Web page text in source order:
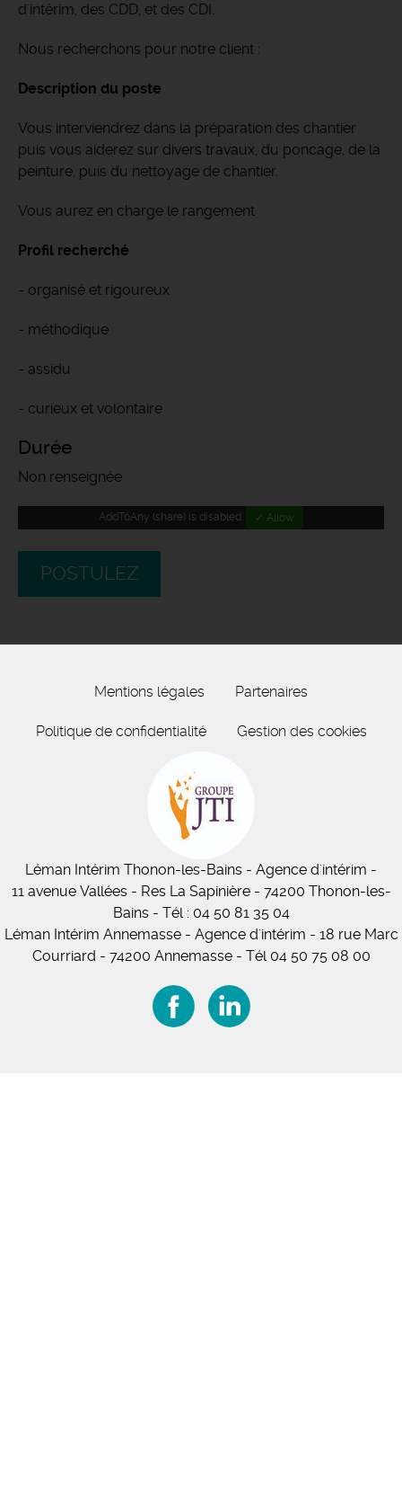
d'intérim, des CDD, et des CDI.
Nous recherchons pour notre client :
Description du poste
Vous interviendrez dans la préparation des chantier
puis vous aiderez sur divers travaux, du poncage, de la
peinture, puis du nettoyage de chantier.
Vous aurez en charge le rangement
Profil recherché
- organisé et rigoureux
- méthodique
- assidu
- curieux et volontaire
Durée
Non renseignée
AddToAny (share) is disabled. ✓ Allow
POSTULEZ
Mentions légales Partenaires
Politique de confidentialité Gestion des cookies
Léman Intérim Thonon-les-Bains - Agence d'intérim -
11avenue Vallées- Res La Sapinière - 74200 Thonon-les-
Bains - Tél : 04 50 81 35 04
Léman Intérim Annemasse - Agence d'intérim - 18 rue Marc
Courriard - 74200 Annemasse - Tél 04 50 75 08 00